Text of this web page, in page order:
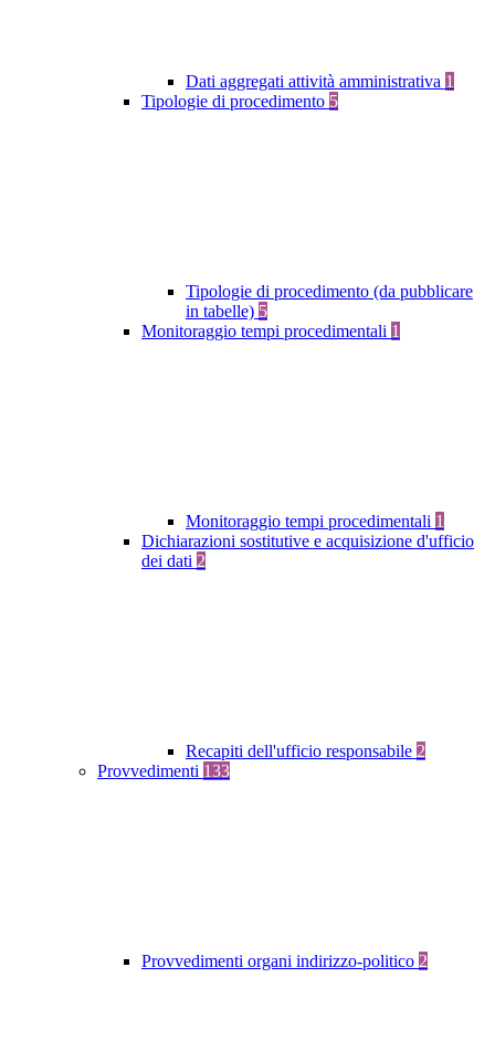
Dati aggregati attività amministrativa 1
Tipologie di procedimento 5
Tipologie di procedimento (da pubblicare
in tabelle) 5
Monitoraggio tempi procedimentali 1
Monitoraggio tempi procedimentali 1
Dichiarazioni sostitutive e acquisizione d'ufficio
dei dati 2
Recapiti dell'ufficio responsabile 2
Provvedimenti 133
Provvedimenti organi indirizzo-politico 2